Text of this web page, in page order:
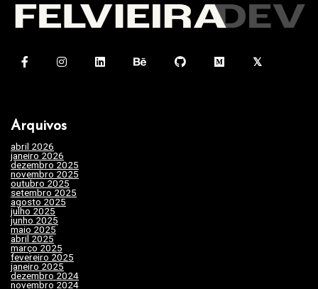
Arquivos
abril 2026
janeiro 2026
dezembro 2025
novembro 2025
outubro 2025(7)
setembro 2025
agosto 2025(2)
julho 2025(10)
junho 2025
maio 2025(32)
abril 2025(31)
março 2025
fevereiro 2025
janeiro 2025(15)
dezembro 2024
novembro 2024